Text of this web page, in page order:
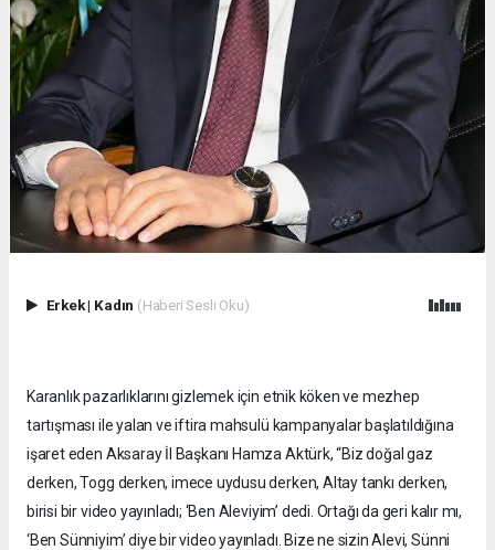
Erkek| Kadın (Haberi Sesli Oku)
Karanlık pazarlıklarını gizlemek için etnik köken ve mezhep
tartışması ile yalan ve iftira mahsulü kampanyalar başlatıldığına
işaret eden Aksaray İl Başkanı Hamza Aktürk, “Biz doğal gaz
derken, Togg derken, imece uydusu derken, Altay tankı derken,
birisi bir video yayınladı; ‘Ben Aleviyim’ dedi. Ortağı da geri kalır mı,
‘Ben Sünniyim’ diye bir video yayınladı. Bize ne sizin Alevi, Sünni